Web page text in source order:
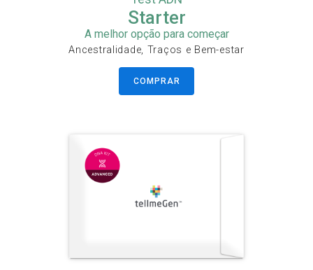
Starter
A melhor opção para começar
Ancestralidade, Traços e Bem-estar
COMPRAR